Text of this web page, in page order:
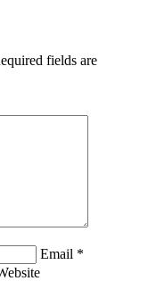
fields are
Email *